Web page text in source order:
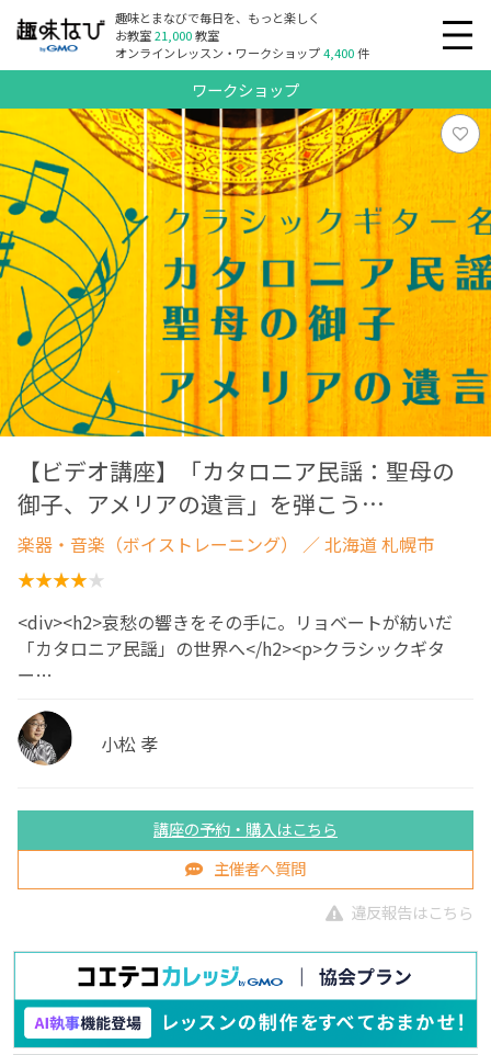
趣味とまなびで毎日を、もっと楽しく
お教室21,000教室
オンラインレッスン・ワークショップ4,400件
ワークショップ
【ビデオ講座】「カタロニア民謡：聖母の
御子、アメリアの遺言」を弾こう…
楽器・音楽（ボイストレーニング） ／ 北海道 札幌市
<div><h2>哀愁の響きをその手に。リョベートが紡いだ
「カタロニア民謡」の世界へ</h2><p>クラシックギタ
ー…
小松 孝
講座の予約・購入はこちら
主催者へ質問
違反報告はこちら